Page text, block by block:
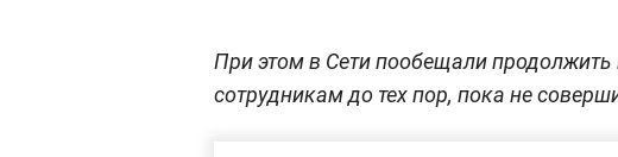
При этом в Сети пообещали продолжить
сотрудникам до тех пор, пока не